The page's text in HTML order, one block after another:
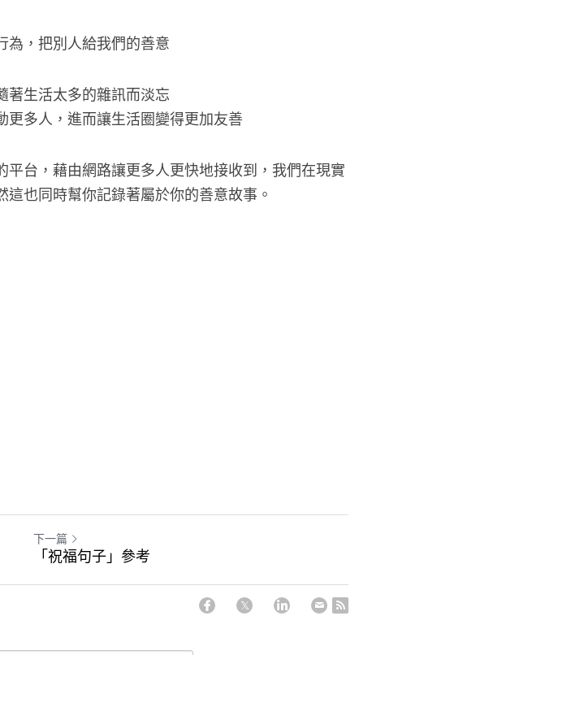
為，把別人給我們的善意
著生活太多的雜訊而淡忘
多人，進而讓生活圈變得更加友善
台，藉由網路讓更多人更快地接收到，我們在現實
也同時幫你記錄著屬於你的善意故事。
下一篇
「祝福句子」參考